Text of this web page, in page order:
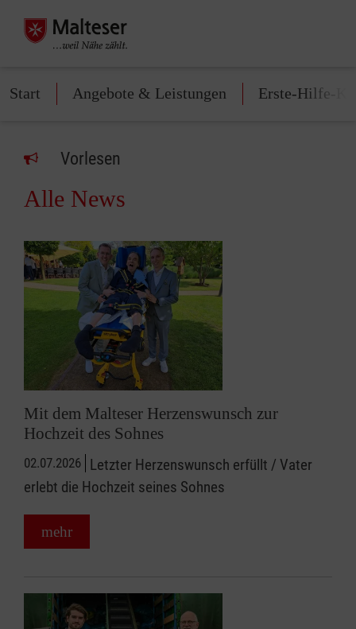
Start Angebote & Leistungen Erste-Hilfe-
Vorlesen
Alle News
Mit dem Malteser Herzenswunsch zur
Hochzeit des Sohnes
02.07.2026 Letzter Herzenswunsch erfüllt / Vater
erlebt die Hochzeit seines Sohnes
mehr